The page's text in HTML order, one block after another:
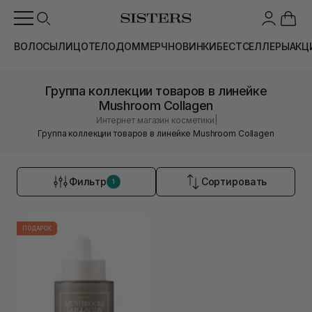
ВОЛОСЫЛИЦОТЕЛОДОММЕРЧНОВИНКИБЕСТСЕЛЛЕРЫ
Группа коллекции товаров в линейке
Mushroom Collagen
Интернет магазин косметики
Группа коллекции товаров в линейке Mushroom Collagen
Фильтр 1 Сортировать
ПОДАРОК